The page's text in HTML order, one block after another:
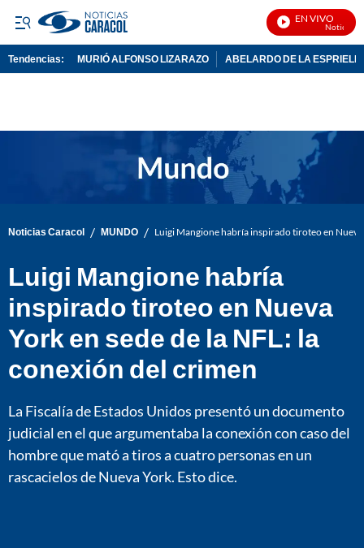
EN VIVO
Noticias
Tendencias: MURIÓ ALFONSO LIZARAZO ABELARDO DE LA
Noticias Caracol / MUNDO / Luigi Mangione habría inspirado tiroteo en
Luigi Mangione habría
inspirado tiroteo en Nueva
York en sede de la NFL: la
conexión del crimen
La Fiscalía de Estados Unidos presentó un documento
judicial en el que argumentaba la conexión con caso del
hombre que mató a tiros a cuatro personas en un
rascacielos de Nueva York. Esto dice.